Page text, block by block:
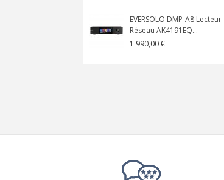
EVERSOLO DMP-A8 Lecteur
Réseau AK4191EQ...
1 990,00 €